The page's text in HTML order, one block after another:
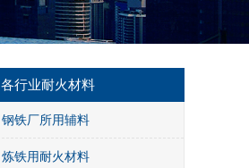
各行业耐火材料
钢铁厂所用辅料
炼铁用耐火材料